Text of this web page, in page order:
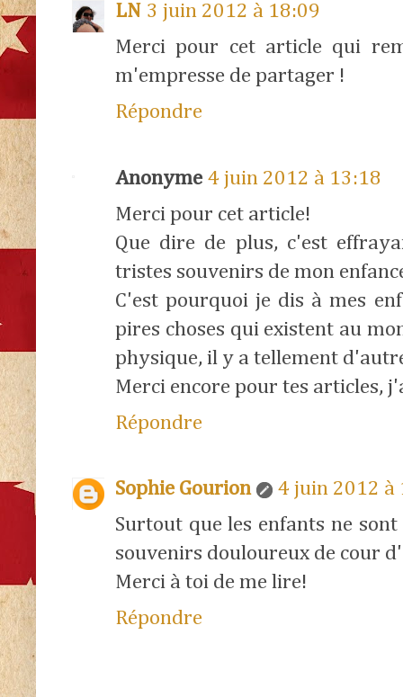
LN 3 juin 2012 à 18:09
Merci pour cet article qui
m'empresse de partager !
Répondre
Anonyme 4 juin 2012 à 13:18
Merci pour cet article!
Que dire de plus, c'est
tristes souvenirs de mon
C'est pourquoi je dis à mes
pires choses qui existent au
physique, il y a tellement
Merci encore pour tes articles,
Répondre
Sophie Gourion
4 juin 2012 à
Surtout que les enfants ne
souvenirs douloureux de cour
Merci à toi de me lire!
Répondre